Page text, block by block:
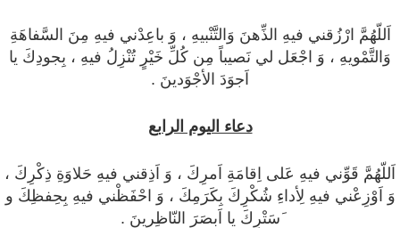
اَللّهُمَّ ارْزُقني فيهِ الذِّهنَ وَالتَّنْبيهِ ، وَ باعِدْني فيهِ مِنَ السَّفاهَةِ
وَالتَّمْويهِ ، وَ اجْعَل لي نَصيباً مِن كُلِّ خَيْرٍ تُنْزِلُ فيهِ ، بِجودِكَ يا
اَجوَدَ الأجْوَدينَ .
دعاء اليوم الرابع
اَللّهُمَّ قَوِّني فيهِ عَلى اِقامَةِ اَمرِكَ ، وَ اَذِقني فيهِ حَلاوَةِ ذِكْرِكَ ،
وَ اَوْزِعْني فيهِ لِأداءِ شُكْرِكَ بِكَرَمِكَ ، وَ احْفَظْني فيهِ بِحِفظِكَ و
َسَتْرِكَ يا اَبصَرَ النّاظِرينَ .